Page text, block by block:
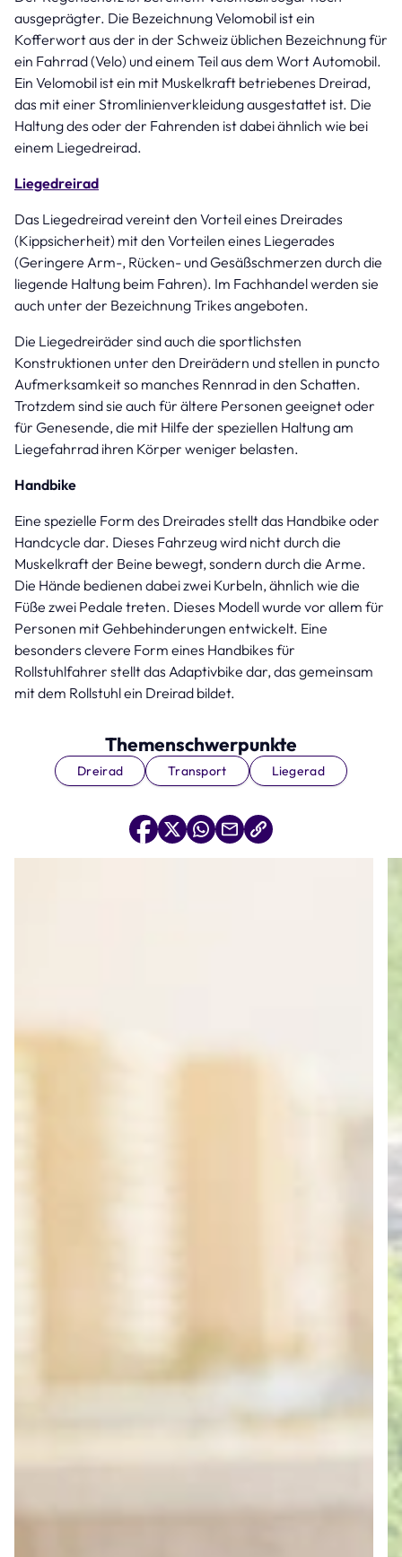
ausgeprägter. Die Bezeichnung Velomobil ist ein
Kofferwort aus der in der Schweiz üblichen Bezeichnung für
ein Fahrrad (Velo) und einem Teil aus dem Wort Automobil.
Ein Velomobil ist ein mit Muskelkraft betriebenes Dreirad,
das mit einer Stromlinienverkleidung ausgestattet ist. Die
Haltung des oder der Fahrenden ist dabei ähnlich wie bei
einem Liegedreirad.
Liegedreirad
Das Liegedreirad vereint den Vorteil eines Dreirades
(Kippsicherheit) mit den Vorteilen eines Liegerades
(Geringere Arm-, Rücken- und Gesäßschmerzen durch die
liegende Haltung beim Fahren). Im Fachhandel werden sie
auch unter der Bezeichnung Trikes angeboten.
Die Liegedreiräder sind auch die sportlichsten
Konstruktionen unter den Dreirädern und stellen in puncto
Aufmerksamkeit so manches Rennrad in den Schatten.
Trotzdem sind sie auch für ältere Personen geeignet oder
für Genesende, die mit Hilfe der speziellen Haltung am
Liegefahrrad ihren Körper weniger belasten.
Handbike
Eine spezielle Form des Dreirades stellt das Handbike oder
Handcycle dar. Dieses Fahrzeug wird nicht durch die
Muskelkraft der Beine bewegt, sondern durch die Arme.
Die Hände bedienen dabei zwei Kurbeln, ähnlich wie die
Füße zwei Pedale treten. Dieses Modell wurde vor allem für
Personen mit Gehbehinderungen entwickelt. Eine
besonders clevere Form eines Handbikes für
Rollstuhlfahrer stellt das Adaptivbike dar, das gemeinsam
mit dem Rollstuhl ein Dreirad bildet.
Themenschwerpunkte
Dreirad Transport Liegerad